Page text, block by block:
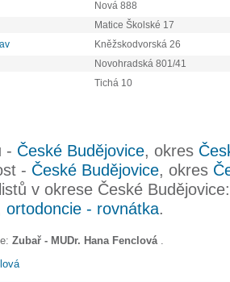
Nová 888
Matice Školské 17
Kněžskodvorská 26
Novohradská 801/41
Tichá 10
- České Budějovice, okres
- České Budějovice, okres
v okrese České
ortodoncie - rovnátka.
Zubař - MUDr. Hana Fenclová .